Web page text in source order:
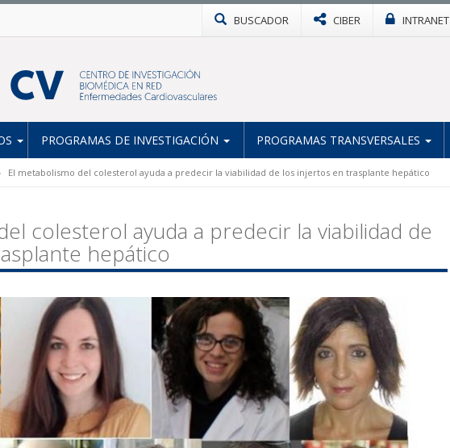
BUSCADOR CIBER INTRANET
PROGRAMAS DE INVESTIGACIÓN PROGRAMAS TRANSVERSALES
El metabolismo del colesterol ayuda a predecir la viabilidad de los injertos en trasplante hepático
colesterol ayuda a predecir la viabilidad de
hepático